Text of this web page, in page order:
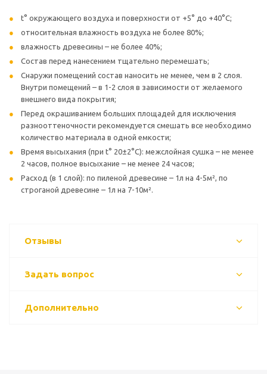
t° окружающего воздуха и поверхности от +5° до +40°С;
относительная влажность воздуха не более 80%;
влажность древесины – не более 40%;
Состав перед нанесением тщательно перемешать;
Снаружи помещений состав наносить не менее, чем в 2 слоя.
Внутри помещений – в 1-2 слоя в зависимости от желаемого
внешнего вида покрытия;
Перед окрашиванием больших площадей для исключения
разнооттеночности рекомендуется смешать все необходимо
количество материала в одной емкости;
Время высыхания (при t° 20±2°С): межслойная сушка – не менее
2 часов, полное высыхание – не менее 24 часов;
Расход (в 1 слой): по пиленой древесине – 1л на 4-5м², по
строганой древесине – 1л на 7-10м².
Отзывы
Задать вопрос
Дополнительно